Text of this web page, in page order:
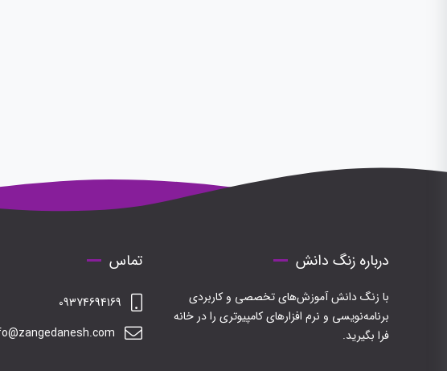
درباره زنگ دانش
با زنگ دانش آموزش‌های تخصصی و کاربردی
برنامه‌نویسی و نرم افزارهای کامپیوتری را در خانه
فرا بگیرید.
تماس
09374694169